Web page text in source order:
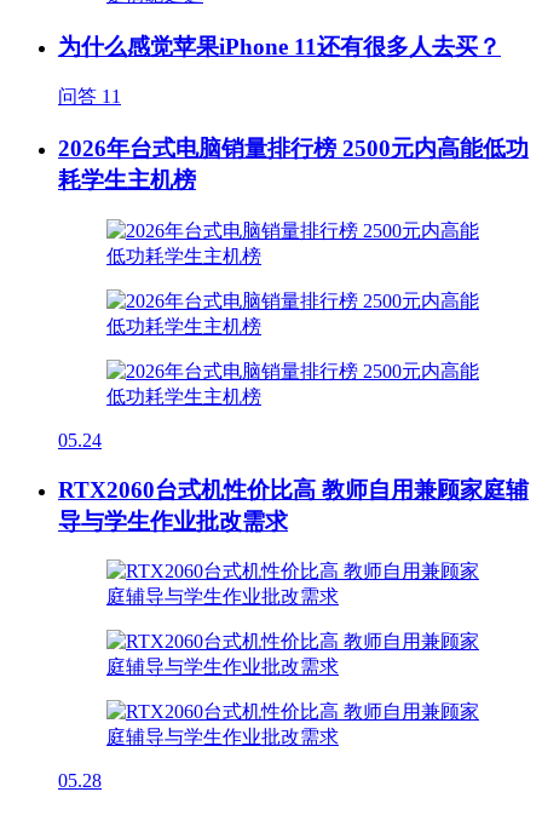
为什么感觉苹果iPhone 11还有很多人去买？
问答 11
2026年台式电脑销量排行榜 2500元内高能低功
耗学生主机榜
05.24
RTX2060台式机性价比高 教师自用兼顾家庭辅
导与学生作业批改需求
05.28